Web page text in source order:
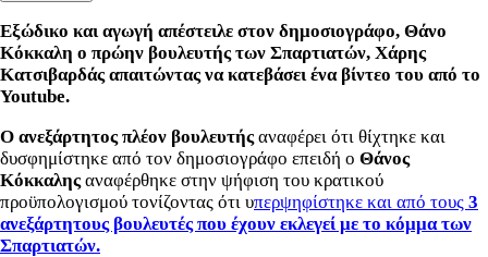
Εξώδικο και αγωγή απέστειλε στον δημοσιογράφο, Θάνο
Κόκκαλη ο πρώην βουλευτής των Σπαρτιατών, Χάρης
Κατσιβαρδάς απαιτώντας να κατεβάσει ένα βίντεο του από το
Youtube.
Ο ανεξάρτητος πλέον βουλευτήςαναφέρει ότι θίχτηκε και
δυσφημίστηκε από τον δημοσιογράφο επειδή ο Θάνος
Κόκκαληςαναφέρθηκε στην ψήφιση του κρατικού
προϋπολογισμού τονίζοντας ότι υπερψηφίστηκε και από τους 3
ανεξάρτητους βουλευτές που έχουν εκλεγεί με το κόμμα των
Σπαρτιατών.